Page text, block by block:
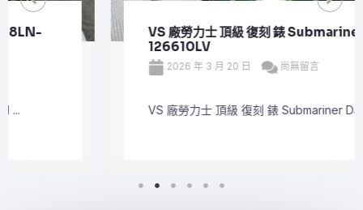
VS 廠勞力士 頂級 復刻 錶 Submariner Date
126610LV
2026 年 3 月 20 日 尚無留言
VS 廠勞力士 頂級 復刻 錶 Submariner Dat ...